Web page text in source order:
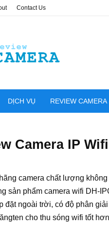
Contact Us
DỊCH VỤ REVIEW CAMERA
Camera IP
camera chất lượng
sản phẩm camera wifi DH-
đặt ngoài trời, có độ phân
cho thu sóng wifi tốt